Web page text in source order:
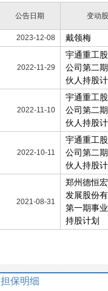
公告日期 变动
2023-12-08 戴领梅
2022-11-29
宇通重工
公司第二
伙人持股
2022-11-10
宇通重工
公司第二
伙人持股
2022-10-11
宇通重工
公司第二
伙人持股
2021-08-31
郑州德恒
发展股份
第一期事
持股计划
担保明细